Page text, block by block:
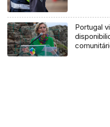
Portugal